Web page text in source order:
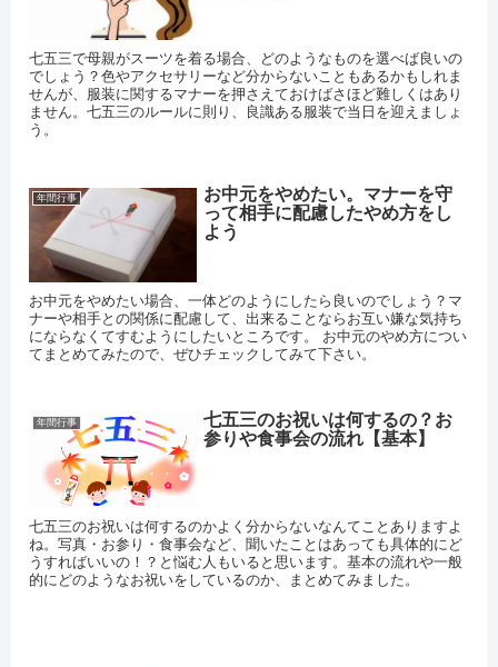
七五三で母親がスーツを着る場合、どのようなものを選べば良いの
でしょう？色やアクセサリーなど分からないこともあるかもしれま
せんが、服装に関するマナーを押さえておけばさほど難しくはあり
ません。七五三のルールに則り、良識ある服装で当日を迎えましょ
う。
年間行事
お中元をやめたい。マナーを守
って相手に配慮したやめ方をし
よう
お中元をやめたい場合、一体どのようにしたら良いのでしょう？マ
ナーや相手との関係に配慮して、出来ることならお互い嫌な気持ち
にならなくてすむようにしたいところです。 お中元のやめ方につい
てまとめてみたので、ぜひチェックしてみて下さい。
年間行事
七五三のお祝いは何するの？お
参りや食事会の流れ【基本】
七五三のお祝いは何するのかよく分からないなんてことありますよ
ね。写真・お参り・食事会など、聞いたことはあっても具体的にど
うすればいいの！？と悩む人もいると思います。基本の流れや一般
的にどのようなお祝いをしているのか、まとめてみました。